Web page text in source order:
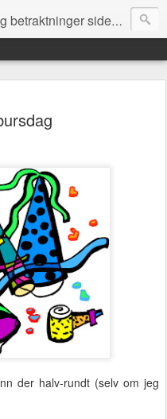
siden 2008
der halv-rundt (selv om jeg